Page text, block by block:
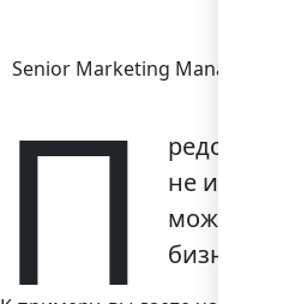
Senior Marketing Manager
П
не имеет
можно с
бизнеса.